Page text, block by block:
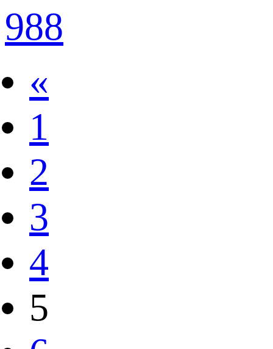
988
«
1
2
3
4
5